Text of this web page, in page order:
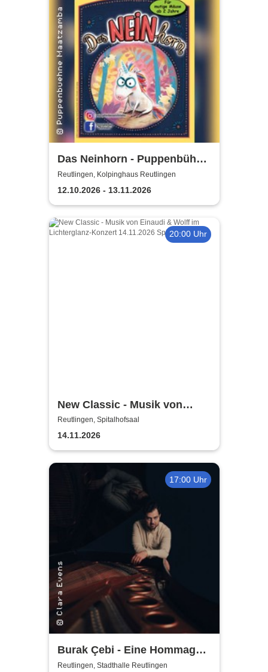
Das Neinhorn - Puppenbühne
Maatzamba
Reutlingen, Kolpinghaus Reutlingen
12.10.2026 - 13.11.2026
20:00 Uhr
New Classic - Musik von
Einaudi & Wolff im
Lichterglanz-Konzert
Reutlingen, Spitalhofsaal
14.11.2026
17:00 Uhr
Burak Çebi - Eine Hommage
an Ludovico Einaudi
Reutlingen, Stadthalle Reutlingen